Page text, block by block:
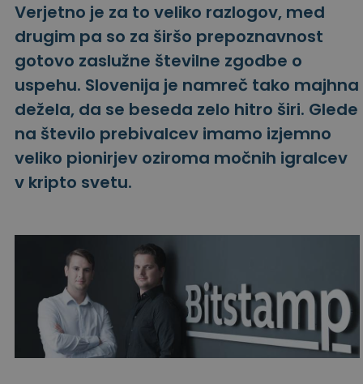
Verjetno je za to veliko razlogov, med
drugim pa so za širšo prepoznavnost
gotovo zaslužne številne zgodbe o
uspehu. Slovenija je namreč tako majhna
dežela, da se beseda zelo hitro širi. Glede
na število prebivalcev imamo izjemno
veliko pionirjev oziroma močnih igralcev
v kripto svetu.